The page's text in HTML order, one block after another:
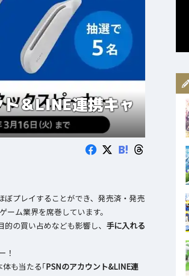
＆LINE連携キャ
B!
プレイすることができ、発売済・発売
ム業界を席巻しています。
の買い占めなども影響し、 手に入れる
！
も当たる｢PSNのアカウント&LINE連